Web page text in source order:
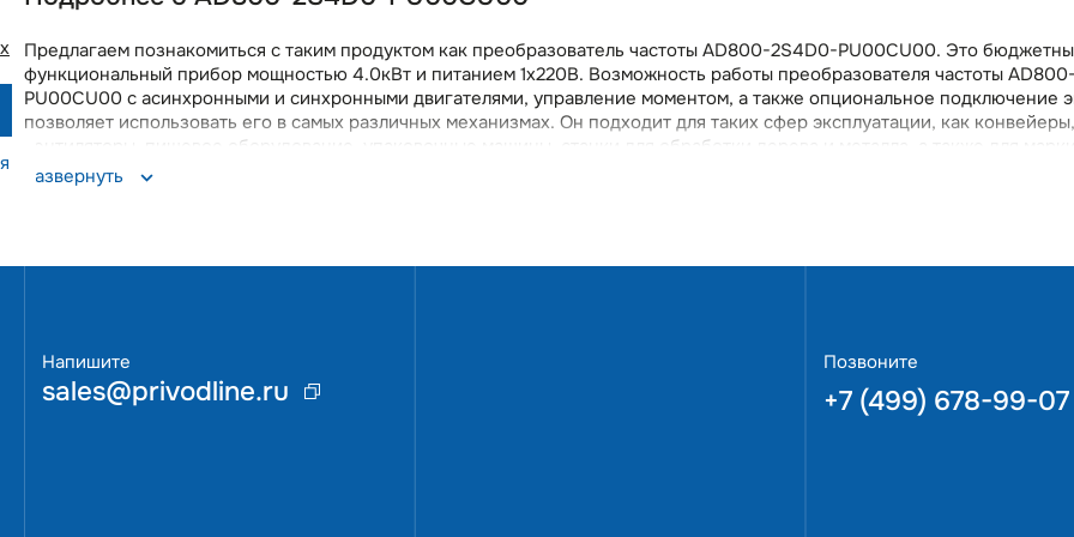
Предлагаем познакомиться с таким продуктом как преобразователь частоты AD800-2S4D0-PU00CU00. Это
функциональный прибор мощностью 4.0кВт и питанием 1х220В. Возможность работы преобразователя частоты
PU00CU00 с асинхронными и синхронными двигателями, управление моментом, а также опциональное подключение
позволяет использовать его в самых различных механизмах. Он подходит для таких сфер эксплуатации, как
вентиляторы, пищевое оборудование, упаковочные машины, станки для обработки дерева и металла, а также для
этикетировочного, печатного оборудования, кранового оборудования и другого. Данный прибор поддерживает 2
(скалярный и векторный) и множество функций управления, что обеспечивает гибкость использования в различных
установки. Автоматический запуск при подаче питания или возникающих перебоях в сети обеспечивает непрерывную
Развернуть
Напишите
sales@privodline.ru
Позвоните
+7 (499) 678-99-07